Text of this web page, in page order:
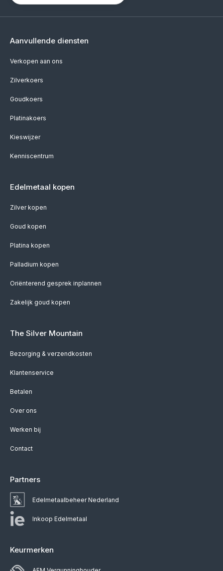
Aanvullende diensten
Verkopen aan ons
Zilverkoers
Goudkoers
Platinakoers
Kieswijzer
Kenniscentrum
Edelmetaal kopen
Zilver kopen
Goud kopen
Platina kopen
Palladium kopen
Oriënterend gesprek inplannen
Zakelijk goud kopen
The Silver Mountain
Bezorging & verzendkosten
Klantenservice
Betalen
Over ons
Werken bij
Contact
Partners
Edelmetaalbeheer Nederland
Inkoop Edelmetaal
Keurmerken